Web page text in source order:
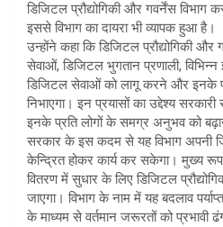
डिजिटल प्रौद्योगिकी और गवर्नेंस विभाग
इससे विभाग का दायरा भी व्यापक हुआ है।
उन्होंने कहा कि डिजिटल प्रौद्योगिकी
सेवाओं, डिजिटल भुगतान प्रणाली,
डिजिटल सेवाओं को लागू करने और इनके
निभाएगा। इन प्रयासों का उद्देश्य सरकारी
इनके प्रति लोगों के समग्र अनुभव को
सरकार के इस कदम से यह विभाग अपनी
केन्द्रित होकर कार्य कर सकेगा। मुख्य
वितरण में सुधार के लिए डिजिटल
जाएगा। विभाग के नाम में यह बदलाव
के माध्यम से वर्तमान जरूरतों को प्रभावी